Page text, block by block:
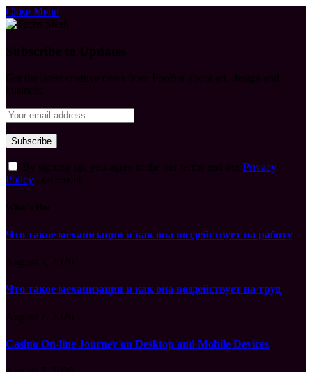
Close Menu
Privacy
Policy
Что такое механизация и как она воздействует на работу
Что такое механизация и как она воздействует на труд
Casino On-line Journey on Desktop and Mobile Devices